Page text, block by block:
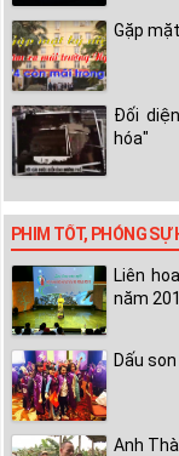
Gặp
Đối
hóa"
PHIM TỐT, PHÓNG SỰ
Liên
năm
Dấu
Anh